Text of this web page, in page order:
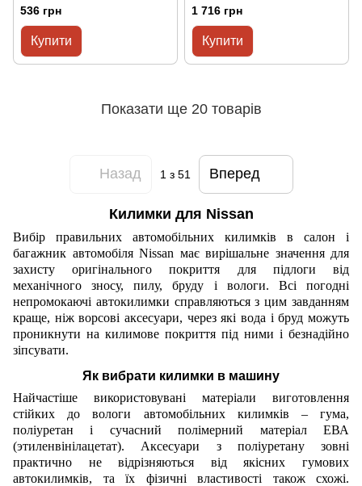
536 грн
Купити
1 716 грн
Купити
Показати ще 20 товарів
Назад 1 з 51 Вперед
Килимки для Nissan
Вибір правильних автомобільних килимків в салон і
багажник автомобіля Nissan має вирішальне значення для
захисту оригінального покриття для підлоги від
механічного зносу, пилу, бруду і вологи. Всі погодні
непромокаючі автокилимки справляються з цим завданням
краще, ніж ворсові аксесуари, через які вода і бруд можуть
проникнути на килимове покриття під ними і безнадійно
зіпсувати.
Як вибрати килимки в машину
Найчастіше використовувані матеріали виготовлення
стійких до вологи автомобільних килимків – гума,
поліуретан і сучасний полімерний матеріал ЕВА
(этиленвінілацетат). Аксесуари з поліуретану зовні
практично не відрізняються від якісних гумових
автокилимків, та їх фізичні властивості також схожі.